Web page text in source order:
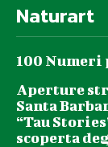
Naturart
100 Numeri
Aperture
Santa
“Tau
scoperta